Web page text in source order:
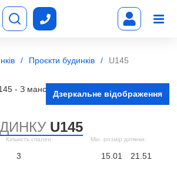
Проєкти будинків U145
Дзеркальне відображення
U145
Кількість спален:
3
Мін. розмір ділянки:
15.01 21.51